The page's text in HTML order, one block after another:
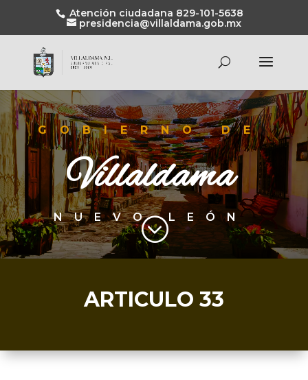
Atención ciudadana 829-101-5638
presidencia@villaldama.gob.mx
GOBIERNO DE
Villaldama
NUEVO LEÓN
;
ARTICULO 33